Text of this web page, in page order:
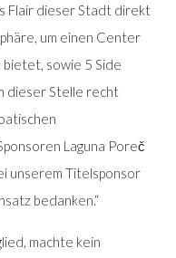
Flair dieser Stadt direkt
um einen Center
sowie 5 Side
dieser Stelle recht
Laguna Poreč
unserem Titelsponsor
bedanken.“
machte kein